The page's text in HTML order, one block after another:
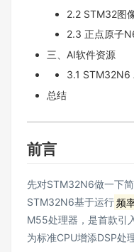
2.2 STM32图
2.3 正点原子
三、AI软件资源
3.1 STM32N6
总结
前言
先对STM32N6做一下简
STM32N6基于运行频
M55处理器，是首款引
为标准CPU增添DSP处